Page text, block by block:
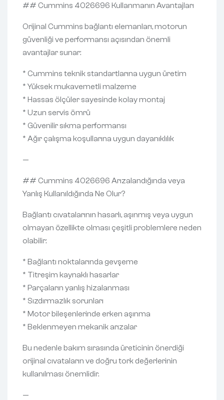
## Cummins 4026696 Kullanmanın Avantajları
Orijinal Cummins bağlantı elemanları, motorun
güvenliği ve performansı açısından önemli
avantajlar sunar:
* Cummins teknik standartlarına uygun üretim
* Yüksek mukavemetli malzeme
* Hassas ölçüler sayesinde kolay montaj
* Uzun servis ömrü
* Güvenilir sıkma performansı
* Ağır çalışma koşullarına uygun dayanıklılık
—
## Cummins 4026696 Arızalandığında veya
Yanlış Kullanıldığında Ne Olur?
Bağlantı cıvatalarının hasarlı, aşınmış veya uygun
olmayan özellikte olması çeşitli problemlere neden
olabilir:
* Bağlantı noktalarında gevşeme
* Titreşim kaynaklı hasarlar
* Parçaların yanlış hizalanması
* Sızdırmazlık sorunları
* Motor bileşenlerinde erken aşınma
* Beklenmeyen mekanik arızalar
Bu nedenle bakım sırasında üreticinin önerdiği
orijinal cıvataların ve doğru tork değerlerinin
kullanılması önemlidir.
—